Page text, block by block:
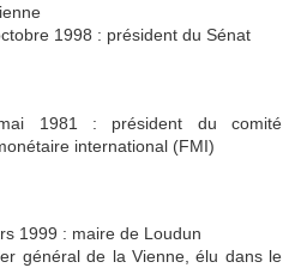
1998 : président du Sénat
1981 : président du comité
international (FMI)
1999 : maire de Loudun
général de la Vienne, élu dans le